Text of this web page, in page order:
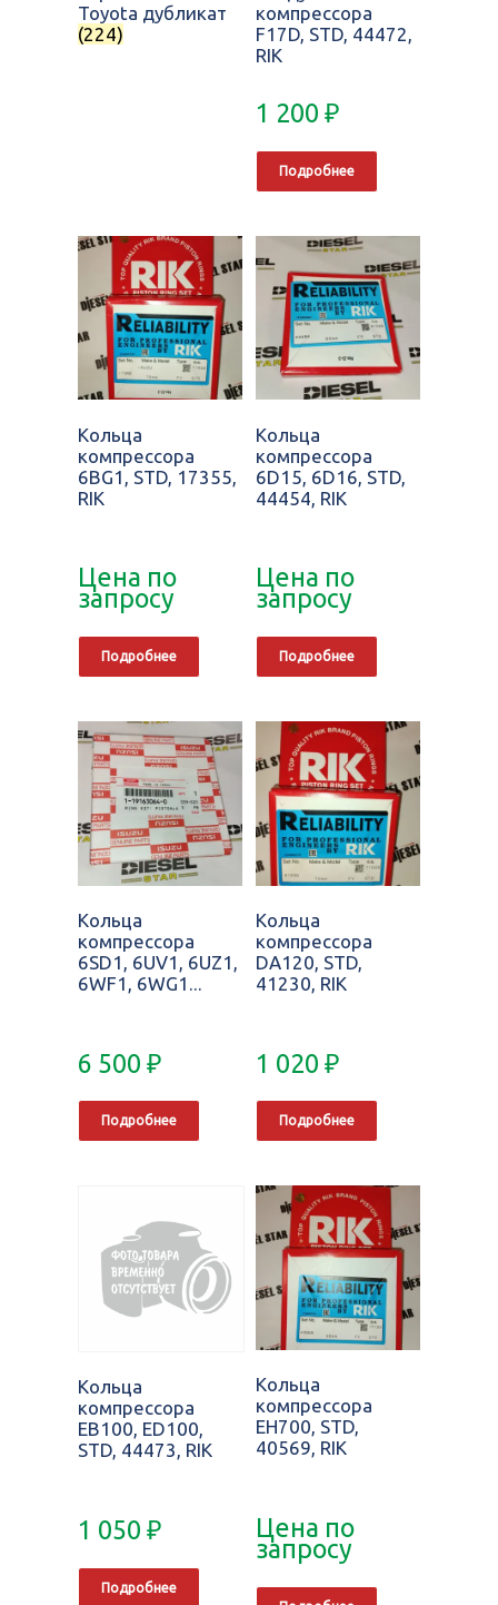
Toyota дубликат
(224)
компрессора
F17D, STD, 44472,
RIK
1 200₽
Подробнее
Кольца
компрессора
6BG1, STD, 17355,
RIK
Цена по
запросу
Подробнее
Кольца
компрессора
6D15, 6D16, STD,
44454, RIK
Цена по
запросу
Подробнее
Кольца
компрессора
6SD1, 6UV1, 6UZ1,
6WF1, 6WG1...
6 500 ₽
Подробнее
Кольца
компрессора
DA120, STD,
41230, RIK
1 020₽
Подробнее
Кольца
компрессора
EB100, ED100,
STD, 44473, RIK
1 050 ₽
Подробнее
Кольца
компрессора
EH700, STD,
40569, RIK
Цена по
запросу